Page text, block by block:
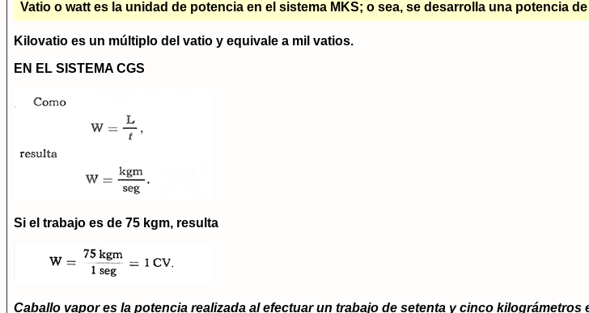
Vatio o watt es la unidad de potencia en el sistema MKS; o sea, se desarrolla una potencia
Kilovatio es un múltiplo del vatio y equivale a mil vatios.
EN EL SISTEMA CGS
Si el trabajo es de 75 kgm, resulta
Caballo vapores la potencia realizada al efectuar un trabajo de setenta y cinco kilográmetros